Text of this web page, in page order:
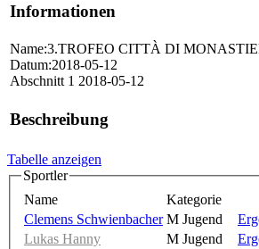
Informationen
Name:3.TROFEO CITTÀ DI
Datum:2018-05-12
Abschnitt 1 2018-05-12
Beschreibung
Tabelle anzeigen
Sportler
Name
Kategorie
Clemens Schwienbacher M Jugend
Lukas Hanny
M Jugend